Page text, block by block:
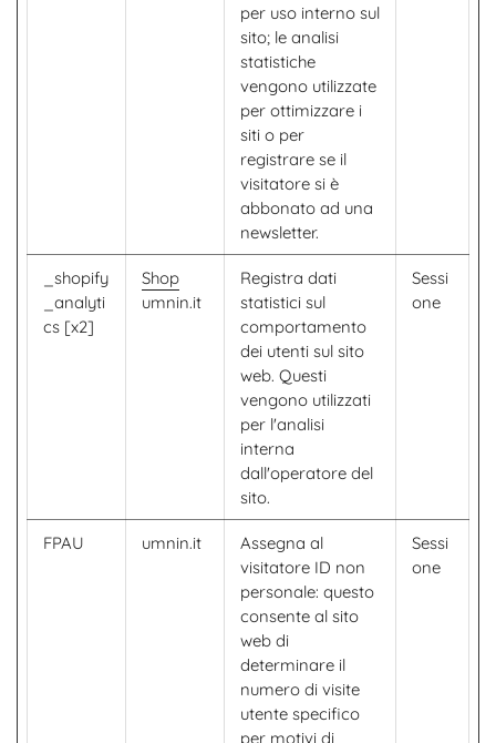
per uso interno sul
sito; le analisi
statistiche
vengono utilizzate
per ottimizzare i
siti o per
registrare se il
visitatore si è
abbonato ad una
newsletter.
_shopify
_analyti
cs [x2]
Shop
umnin.it
Registra dati
statistici sul
comportamento
dei utenti sul sito
web. Questi
vengono utilizzati
per l'analisi
interna
dall'operatore del
sito.
Sessi
one
FPAU umnin.it
Assegna al
visitatore ID non
personale: questo
consente al sito
web di
determinare il
numero di visite
utente specifico
per motivi di
Sessi
one